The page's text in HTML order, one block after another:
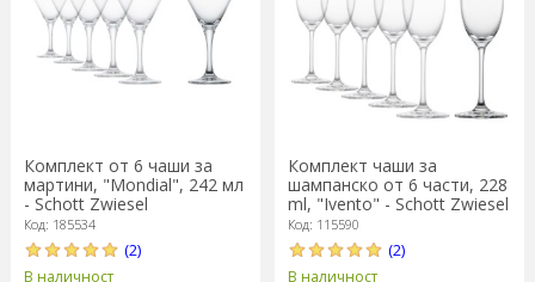
Комплект от 6 чаши за
мартини, "Mondial", 242 мл
- Schott Zwiesel
Код: 185534
(2)
В наличност
Комплект чаши за
шампанско от 6 части, 228
ml, "Ivento" - Schott Zwiesel
Код: 115590
(2)
В наличност